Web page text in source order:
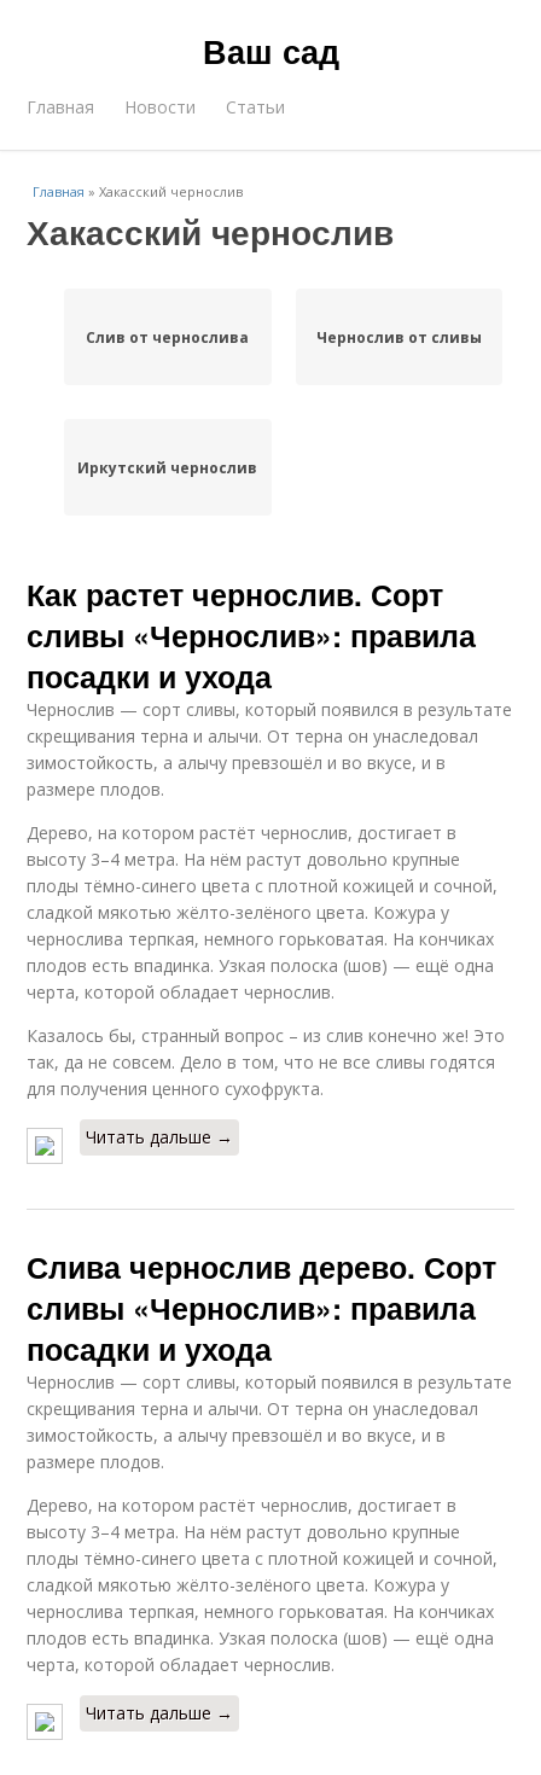
Ваш сад
Главная Новости Статьи
Главная »Хакасский чернослив
Хакасский чернослив
Слив от чернослива Чернослив от сливы
Иркутский чернослив
Как растет чернослив. Сорт
сливы «Чернослив»: правила
посадки и ухода
Чернослив — сорт сливы, который появился в результате
скрещивания терна и алычи. От терна он унаследовал
зимостойкость, а алычу превзошёл и во вкусе, и в
размере плодов.
Дерево, на котором растёт чернослив, достигает в
высоту 3–4 метра. На нём растут довольно крупные
плоды тёмно-синего цвета с плотной кожицей и сочной,
сладкой мякотью жёлто-зелёного цвета. Кожура у
чернослива терпкая, немного горьковатая. На кончиках
плодов есть впадинка. Узкая полоска (шов) — ещё одна
черта, которой обладает чернослив.
Казалось бы, странный вопрос – из слив конечно же! Это
так, да не совсем. Дело в том, что не все сливы годятся
для получения ценного сухофрукта.
Читать дальше →
Слива чернослив дерево. Сорт
сливы «Чернослив»: правила
посадки и ухода
Чернослив — сорт сливы, который появился в результате
скрещивания терна и алычи. От терна он унаследовал
зимостойкость, а алычу превзошёл и во вкусе, и в
размере плодов.
Дерево, на котором растёт чернослив, достигает в
высоту 3–4 метра. На нём растут довольно крупные
плоды тёмно-синего цвета с плотной кожицей и сочной,
сладкой мякотью жёлто-зелёного цвета. Кожура у
чернослива терпкая, немного горьковатая. На кончиках
плодов есть впадинка. Узкая полоска (шов) — ещё одна
черта, которой обладает чернослив.
Читать дальше →